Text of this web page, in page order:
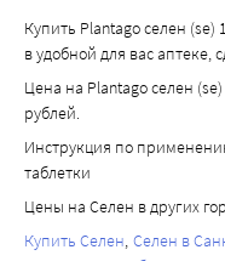
радикалов, улучшения
также поддержания
Организм человека не
его из внешних
Люди с низким
сталкиваются с
старением, сердечно-
Он обладает
Купить Plantago селен
в удобной для вас аптеке,
Цена на Plantago селен
рублей.
Инструкция по
таблетки
Цены на Селен в других
Купить Селен Селен в